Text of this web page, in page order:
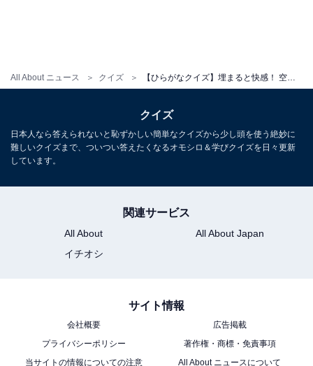
All About ニュース クイズ
クイズ
日本人なら答えられないと恥ずかしい簡単なクイズから少し頭を使う絶妙に
難しいクイズまで、ついつい答えたくなるオモシロ＆学びクイズを日々更新
しています。
関連サービス
All About
All About Japan
イチオシ
サイト情報
会社概要
広告掲載
プライバシーポリシー
著作権・商標・免責事項
当サイトの情報についての注意
All About ニュースについて